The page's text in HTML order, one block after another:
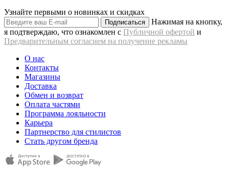
Узнайте первыми о новинках и скидках
Подписаться
Нажимая на кнопку,
я подтверждаю, что ознакомлен с Публичной офертой и
Предварительным согласием на получение рекламы
О нас
Контакты
Магазины
Доставка
Обмен и возврат
Оплата частями
Программа лояльности
Карьера
Партнерство для стилистов
Стать другом бренда